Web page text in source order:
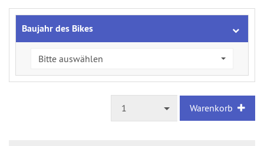
Baujahr des Bikes
Bitte auswählen
1 Warenkorb